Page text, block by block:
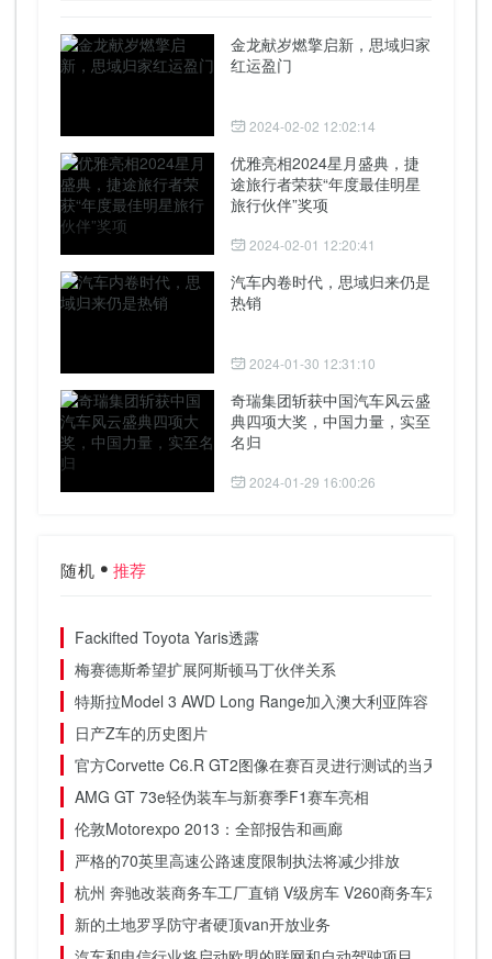
金龙献岁燃擎启新，思域归家
红运盈门
2024-02-02 12:02:14
优雅亮相2024星月盛典，捷
途旅行者荣获“年度最佳明星
旅行伙伴”奖项
2024-02-01 12:20:41
汽车内卷时代，思域归来仍是
热销
2024-01-30 12:31:10
奇瑞集团斩获中国汽车风云盛
典四项大奖，中国力量，实至
名归
2024-01-29 16:00:26
随机 推荐
Fackifted Toyota Yaris透露
梅赛德斯希望扩展阿斯顿马丁伙伴关系
特斯拉Model 3 AWD Long Range加入澳大利亚阵容
日产Z车的历史图片
官方Corvette C6.R GT2图像在赛百灵进行测试的当天
AMG GT 73e轻伪装车与新赛季F1赛车亮相
伦敦Motorexpo 2013：全部报告和画廊
严格的70英里高速公路速度限制执法将减少排放
杭州 奔驰改装商务车工厂直销 V级房车 V260商务车定制升级
新的土地罗孚防守者硬顶van开放业务